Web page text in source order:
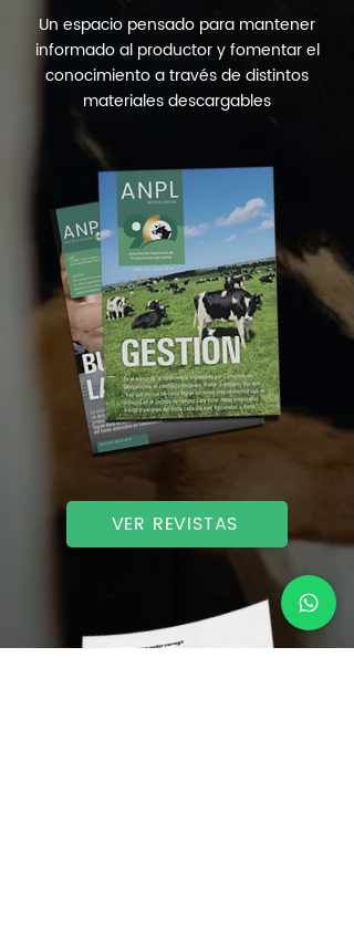
Un espacio pensado para mantener
informado al productor y fomentar el
conocimiento a través de distintos
materiales descargables
VER REVISTAS